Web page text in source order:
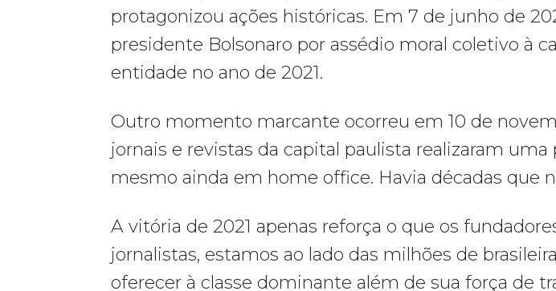
protagonizou ações históricas. Em 7 de junho de
presidente Bolsonaro por assédio moral coletivo à
entidade no ano de 2021.
Outro momento marcante ocorreu em 10 de
jornais e revistas da capital paulista realizaram uma
mesmo ainda em home office. Havia décadas que
A vitória de 2021 apenas reforça o que os
jornalistas, estamos ao lado das milhões de
oferecer à classe dominante além de sua força de